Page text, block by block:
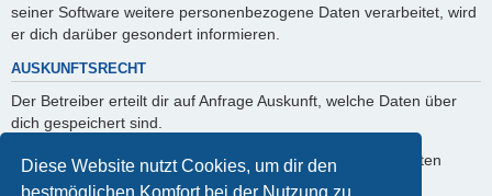
Diese Website nutzt Cookies, um dir den
bestmöglichen Komfort bei der Nutzung zu
seiner Software weitere personenbezogene Daten verarbeitet, wird
er dich darüber gesondert informieren.
AUSKUNFTSRECHT
Der Betreiber erteilt dir auf Anfrage Auskunft, welche Daten über
dich gespeichert sind.
Du kannst jederzeit die Löschung bzw. Sperrung deiner Daten
verlangen. Kontaktiere hierzu bitte den Betreiber.